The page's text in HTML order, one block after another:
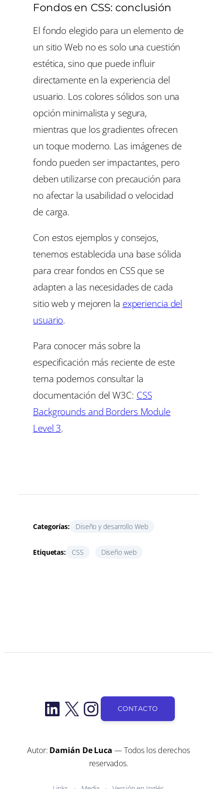
Fondos en CSS: conclusión
El fondo elegido para un elemento de
un sitio Web no es solo una cuestión
estética, sino que puede influir
directamente en la experiencia del
usuario. Los colores sólidos son una
opción minimalista y segura,
mientras que los gradientes ofrecen
un toque moderno. Las imágenes de
fondo pueden ser impactantes, pero
deben utilizarse con precaución para
no afectar la usabilidad o velocidad
de carga.
Con estos ejemplos y consejos,
tenemos establecida una base sólida
para crear fondos en CSS que se
adapten a las necesidades de cada
sitio web y mejoren la experiencia del
usuario.
Para conocer más sobre la
especificación más reciente de este
tema podemos consultar la
documentación del W3C: CSS
Backgrounds and Borders Module
Level 3.
Categorías: Diseño y desarrollo Web
Etiquetas: CSS Diseño web
LinkedIn
X Instagram
CONTACTO
Autor: Damián De Luca — Todos los derechos
reservados.